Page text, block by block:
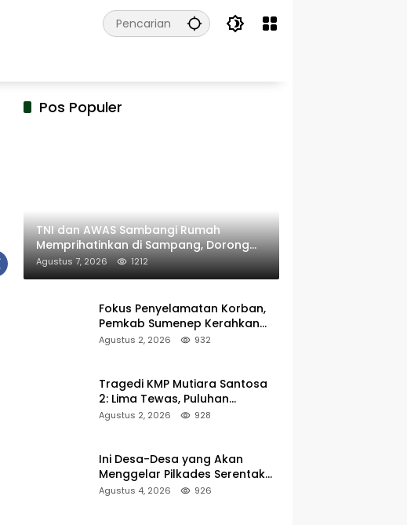
Pos Populer
TNI dan AWAS Sambangi Rumah
Memprihatinkan di Sampang, Dorong
Pemerintah Beri Bantuan RTLH
Agustus 7, 2026 1212
Fokus Penyelamatan Korban,
Pemkab Sumenep Kerahkan
Tim Medis dan Ambulans ke
Agustus 2, 2026 932
Tragedi KMP Mutiara Santosa
2: Lima Tewas, Puluhan
Penumpang Masih Dalam
Agustus 2, 2026 928
Ini Desa-Desa yang Akan
Menggelar Pilkades Serentak
2027 di Kabupaten Sumenep
Agustus 4, 2026 926